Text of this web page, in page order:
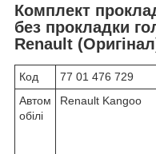
Комплект
без прокладки
Renault
Код
77 01 476 729
Автом
обілі
Renault Kangoo